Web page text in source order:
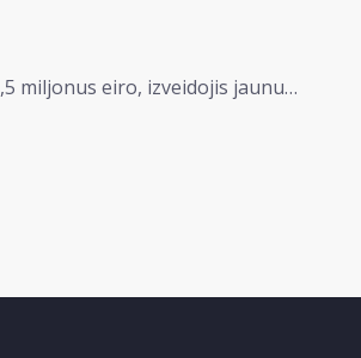
miljonus eiro, izveidojis jaunu…